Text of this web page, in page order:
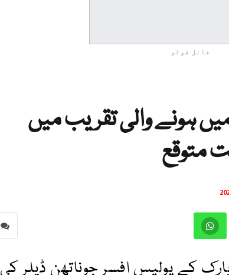
فائل فوٹو
ہونے والی تقریب میں
متوقع
کے پولیس افسر جوناتھن ڈیلر کی